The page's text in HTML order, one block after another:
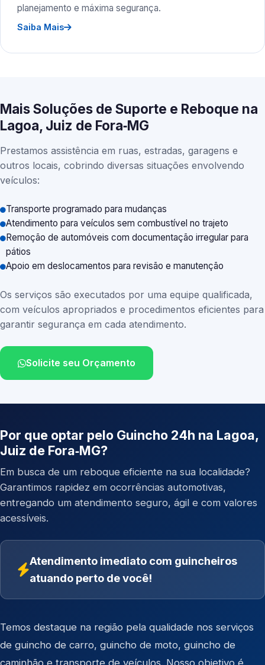
planejamento e máxima segurança.
Saiba Mais
Mais Soluções de Suporte e Reboque na
Lagoa, Juiz de Fora‑MG
Prestamos assistência em ruas, estradas, garagens e
outros locais, cobrindo diversas situações envolvendo
veículos:
Transporte programado para mudanças
Atendimento para veículos sem combustível no trajeto
Remoção de automóveis com documentação irregular para
pátios
Apoio em deslocamentos para revisão e manutenção
Os serviços são executados por uma equipe qualificada,
com veículos apropriados e procedimentos eficientes para
garantir segurança em cada atendimento.
Solicite seu Orçamento
Por que optar pelo Guincho 24h na Lagoa,
Juiz de Fora‑MG?
Em busca de um reboque eficiente na sua localidade?
Garantimos rapidez em ocorrências automotivas,
entregando um atendimento seguro, ágil e com valores
acessíveis.
Atendimento imediato com guincheiros
atuando perto de você!
Temos destaque na região pela qualidade nos serviços
de guincho de carro, guincho de moto, guincho de
caminhão e transporte de veículos . Nosso objetivo é